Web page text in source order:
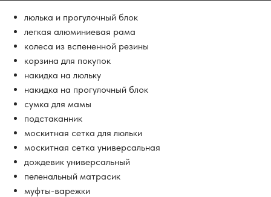
люлька и прогулочный блок
легкая алюминиевая рама
колеса из вспененной резины
корзина для покупок
накидка на люльку
накидка на прогулочный блок
сумка для мамы
подстаканник
москитная сетка для люльки
москитная сетка универсальная
дождевик универсальный
пеленальный матрасик
муфты-варежки